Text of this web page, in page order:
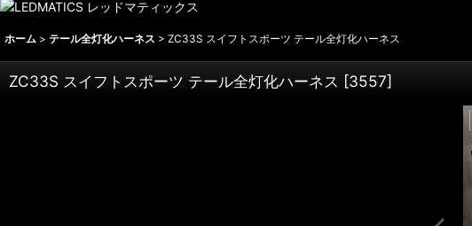
ホーム > テール全灯化ハーネス > ZC33S スイフトスポーツ テール全灯化ハーネス
ZC33S スイフトスポーツ テール全灯化ハーネス [3557]